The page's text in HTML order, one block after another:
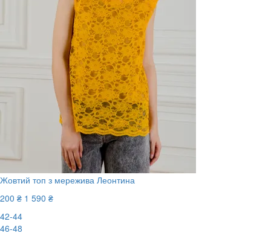
Жовтий топ з мережива Леонтина
200 ₴ 1 590 ₴
42-44
46-48